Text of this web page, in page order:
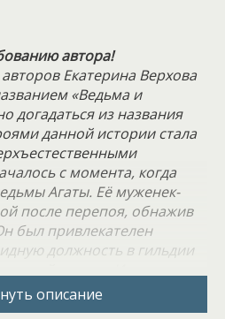
автора!
Екатерина Верхова
«Ведьма и
догадаться из названия
данной истории стала
с момента, когда
Агаты. Её муженек-
после перепоя, обнажив
был привлекателен
должность в гильдии
со своей
ушла из сообщества ведьм,
описание